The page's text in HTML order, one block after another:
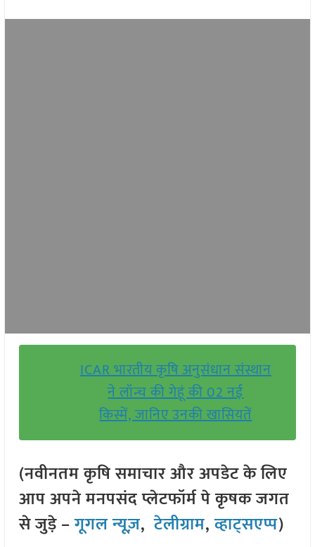
ICAR भारतीय कृषि अनुसंधान संस्थान
ने लॉन्च की गेहूं की 02 नई
किस्में, जानिए उनकी खासियतें
(नवीनतम कृषि समाचार और अपडेट के लिए
आप अपने मनपसंद प्लेटफॉर्म पे कृषक जगत
से जुड़े –गूगल न्यूज़,टेलीग्राम,व्हाट्सएप्प)